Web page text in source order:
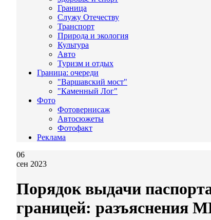
Граница
Служу Отечеству
Транспорт
Природа и экология
Культура
Авто
Туризм и отдых
Граница: очереди
"Варшавский мост"
"Каменный Лог"
Фото
Фотовернисаж
Автосюжеты
Фотофакт
Реклама
06
сен 2023
Порядок выдачи
границей: разъяснения